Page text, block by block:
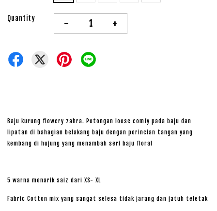
Quantity - +
Baju kurung flowery zahra. Potongan loose comfy pada baju dan
lipatan di bahagian belakang baju dengan perincian tangan yang
kembang di hujung yang menambah seri baju floral
5 warna menarik saiz dari XS- XL
Fabric Cotton mix yang sangat selesa tidak jarang dan jatuh teletak